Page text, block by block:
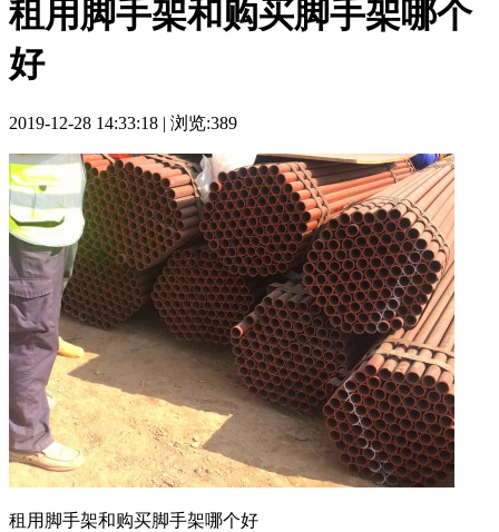
租用脚手架和购买脚手架哪个
好
2019-12-28 14:33:18 | 浏览:389
租用脚手架和购买脚手架哪个好